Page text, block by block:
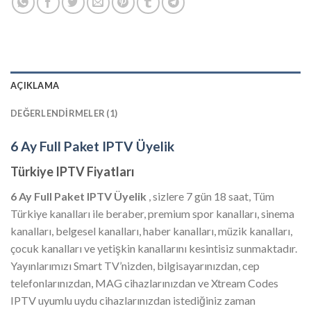
AÇIKLAMA
DEĞERLENDIRMELER (1)
6 Ay Full Paket IPTV Üyelik
Türkiye IPTV Fiyatları
6 Ay Full Paket IPTV Üyelik , sizlere 7 gün 18 saat, Tüm
Türkiye kanalları ile beraber, premium spor kanalları, sinema
kanalları, belgesel kanalları, haber kanalları, müzik kanalları,
çocuk kanalları ve yetişkin kanallarını kesintisiz sunmaktadır.
Yayınlarımızı Smart TV’nizden, bilgisayarınızdan, cep
telefonlarınızdan, MAG cihazlarınızdan ve Xtream Codes
IPTV uyumlu uydu cihazlarınızdan istediğiniz zaman